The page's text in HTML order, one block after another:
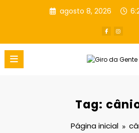
agosto 8, 2026
Tag:
Página inicial